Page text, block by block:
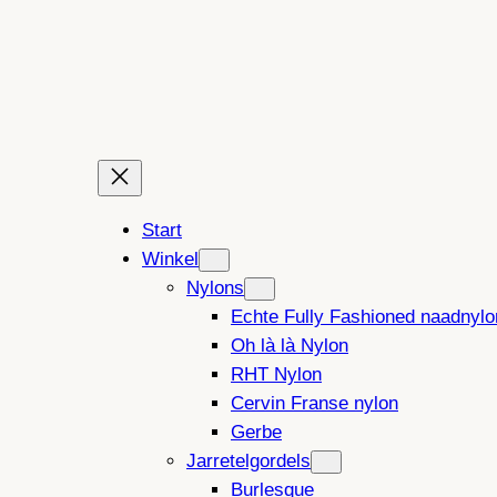
Start
Winkel
Nylons
Echte Fully Fashioned
Oh là là Nylon
RHT Nylon
Cervin Franse nylon
Gerbe
Jarretelgordels
Burlesque